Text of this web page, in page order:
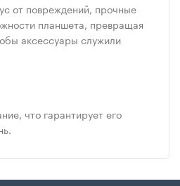
от повреждений, прочные
планшета, превращая
аксессуары служили
что гарантирует его